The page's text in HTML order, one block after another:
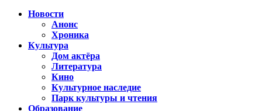
Новости
Анонс
Хроника
Культура
Дом актёра
Литература
Кино
Культурное наследие
Парк культуры и чтения
Образование